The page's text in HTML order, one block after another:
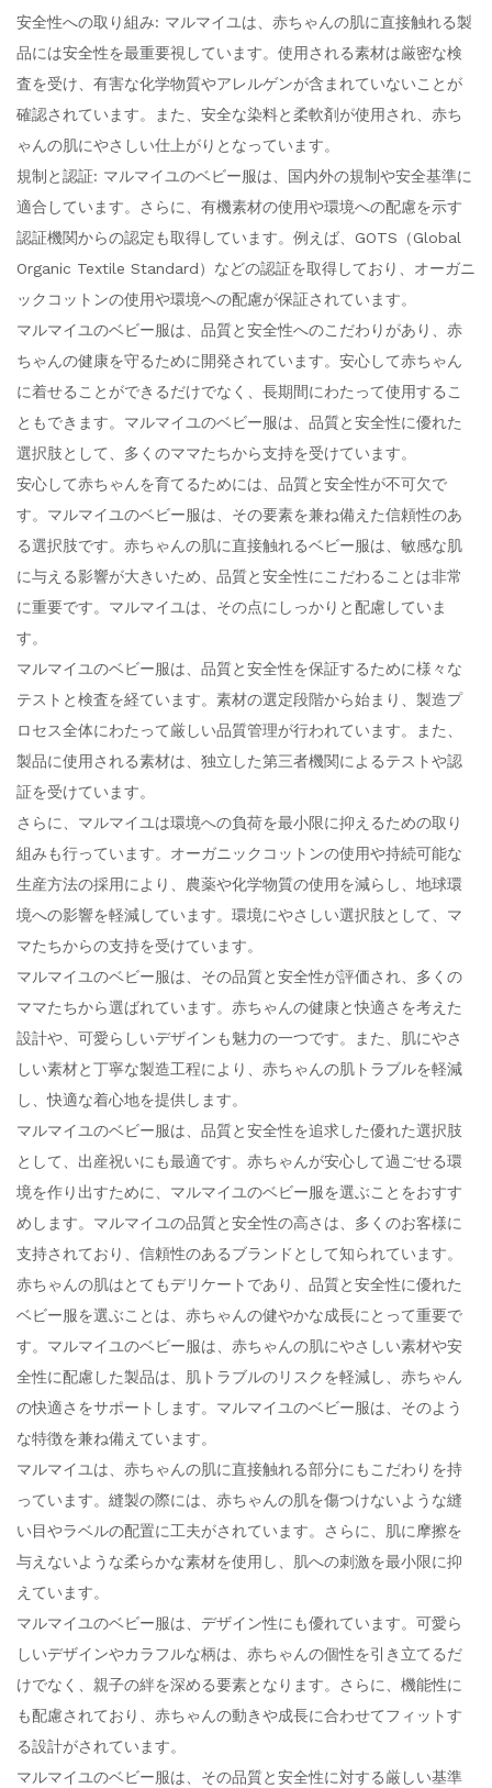
安全性への取り組み: マルマイユは、赤ちゃんの肌に直接触れる製
品には安全性を最重要視しています。使用される素材は厳密な検
査を受け、有害な化学物質やアレルゲンが含まれていないことが
確認されています。また、安全な染料と柔軟剤が使用され、赤ち
ゃんの肌にやさしい仕上がりとなっています。
規制と認証: マルマイユのベビー服は、国内外の規制や安全基準に
適合しています。さらに、有機素材の使用や環境への配慮を示す
認証機関からの認定も取得しています。例えば、GOTS（Global
Organic Textile Standard）などの認証を取得しており、オーガニ
ックコットンの使用や環境への配慮が保証されています。
マルマイユのベビー服は、品質と安全性へのこだわりがあり、赤
ちゃんの健康を守るために開発されています。安心して赤ちゃん
に着せることができるだけでなく、長期間にわたって使用するこ
ともできます。マルマイユのベビー服は、品質と安全性に優れた
選択肢として、多くのママたちから支持を受けています。
安心して赤ちゃんを育てるためには、品質と安全性が不可欠で
す。マルマイユのベビー服は、その要素を兼ね備えた信頼性のあ
る選択肢です。赤ちゃんの肌に直接触れるベビー服は、敏感な肌
に与える影響が大きいため、品質と安全性にこだわることは非常
に重要です。マルマイユは、その点にしっかりと配慮していま
す。
マルマイユのベビー服は、品質と安全性を保証するために様々な
テストと検査を経ています。素材の選定段階から始まり、製造プ
ロセス全体にわたって厳しい品質管理が行われています。また、
製品に使用される素材は、独立した第三者機関によるテストや認
証を受けています。
さらに、マルマイユは環境への負荷を最小限に抑えるための取り
組みも行っています。オーガニックコットンの使用や持続可能な
生産方法の採用により、農薬や化学物質の使用を減らし、地球環
境への影響を軽減しています。環境にやさしい選択肢として、マ
マたちからの支持を受けています。
マルマイユのベビー服は、その品質と安全性が評価され、多くの
ママたちから選ばれています。赤ちゃんの健康と快適さを考えた
設計や、可愛らしいデザインも魅力の一つです。また、肌にやさ
しい素材と丁寧な製造工程により、赤ちゃんの肌トラブルを軽減
し、快適な着心地を提供します。
マルマイユのベビー服は、品質と安全性を追求した優れた選択肢
として、出産祝いにも最適です。赤ちゃんが安心して過ごせる環
境を作り出すために、マルマイユのベビー服を選ぶことをおすす
めします。マルマイユの品質と安全性の高さは、多くのお客様に
支持されており、信頼性のあるブランドとして知られています。
赤ちゃんの肌はとてもデリケートであり、品質と安全性に優れた
ベビー服を選ぶことは、赤ちゃんの健やかな成長にとって重要で
す。マルマイユのベビー服は、赤ちゃんの肌にやさしい素材や安
全性に配慮した製品は、肌トラブルのリスクを軽減し、赤ちゃん
の快適さをサポートします。マルマイユのベビー服は、そのよう
な特徴を兼ね備えています。
マルマイユは、赤ちゃんの肌に直接触れる部分にもこだわりを持
っています。縫製の際には、赤ちゃんの肌を傷つけないような縫
い目やラベルの配置に工夫がされています。さらに、肌に摩擦を
与えないような柔らかな素材を使用し、肌への刺激を最小限に抑
えています。
マルマイユのベビー服は、デザイン性にも優れています。可愛ら
しいデザインやカラフルな柄は、赤ちゃんの個性を引き立てるだ
けでなく、親子の絆を深める要素となります。さらに、機能性に
も配慮されており、赤ちゃんの動きや成長に合わせてフィットす
る設計がされています。
マルマイユのベビー服は、その品質と安全性に対する厳しい基準